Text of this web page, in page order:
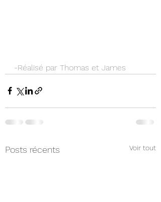
-Réalisé par Thomas et James
Posts récents Voir tout